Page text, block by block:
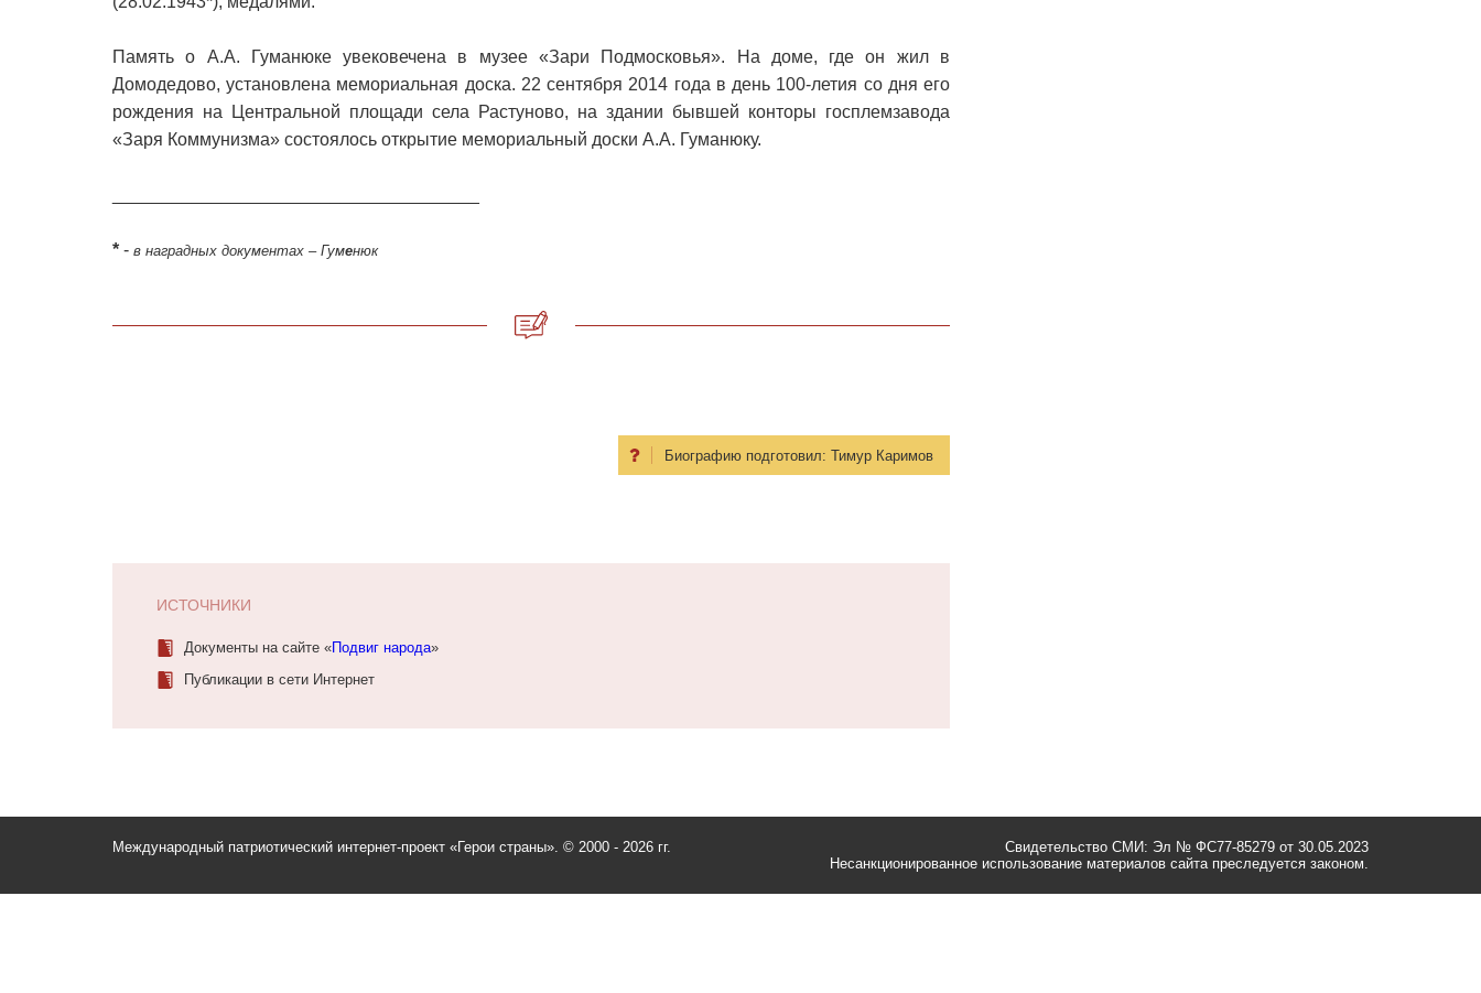
Память о А.А. Гуманюке увековечена в музее «Зари Подмосковья». На доме, где он жил в
Домодедово, установлена мемориальная доска. 22 сентября 2014 года в день 100-летия со дня его
рождения на Центральной площади села Растуново, на здании бывшей конторы госплемзавода
«Заря Коммунизма» состоялось открытие мемориальный доски А.А. Гуманюку.
* - в наградных документах – Гуменюк
Биографию подготовил: Тимур Каримов
ИСТОЧНИКИ
Документы на сайте «Подвиг народа»
Публикации в сети Интернет
Международный патриотический интернет-проект «Герои страны». © 2000 - 2026 гг.
Свидетельство СМИ: Эл № ФС77-85279 от 30.05.2023
Несанкционированное использование материалов сайта преследуется законом.